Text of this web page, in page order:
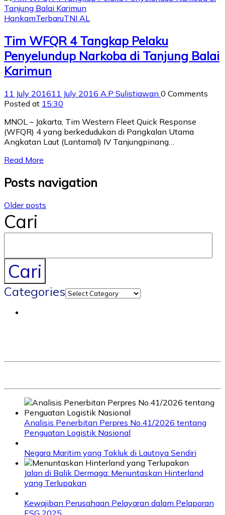
HankamTerbaruTNI AL
Tim WFQR 4 Tangkap Pelaku
Penyelundup Narkoba di Tanjung Balai
Karimun
11 July 201611 July 2016 A.P Sulistiawan 0 Comments
Posted at 15:30
MNOL – Jakarta, Tim Western Fleet Quick Response
(WFQR) 4 yang berkedudukan di Pangkalan Utama
Angkatan Laut (Lantamal) IV Tanjungpinang…
Read More
Posts navigation
Older posts
Cari
Cari
Categories
Analisis Penerbitan Perpres No.41/2026 tentang
Penguatan Logistik Nasional
Negara Maritim yang Takluk di Lautnya Sendiri
Jalan di Balik Dermaga: Menuntaskan Hinterland
yang Terlupakan
Kewajiban Perusahaan Pelayaran dalam Pelaporan
ESG 2025